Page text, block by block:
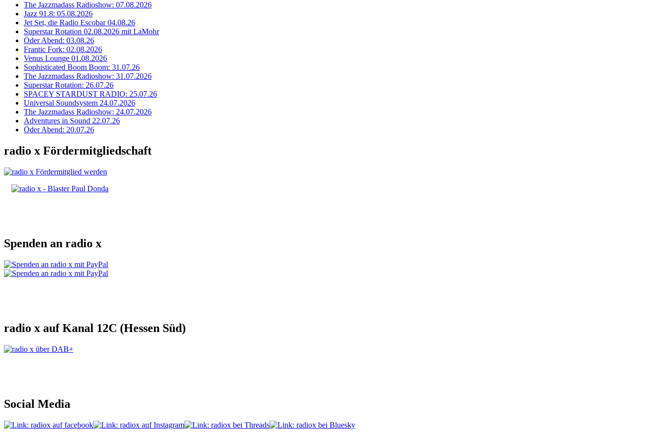
The Jazzmadass Radioshow: 07.08.2026
Jazz 91.8: 05.08.2026
Jet Set, die Radio Escobar 04.08.26
Superstar Rotation 02.08.2026 mit LaMohr
Öder Abend: 03.08.26
Frantic Fork: 02.08.2026
Venus Lounge 01.08.2026
Sophisticated Boom Boom: 31.07.26
The Jazzmadass Radioshow: 31.07.2026
Superstar Rotation: 26.07.26
SPACEY STARDUST RADIO: 25.07.26
Universal Soundsystem 24.07.2026
The Jazzmadass Radioshow: 24.07.2026
Adventures in Sound 22.07.26
Öder Abend: 20.07.26
radio x Fördermitgliedschaft
Spenden an radio x
radio x auf Kanal 12C (Hessen Süd)
Social Media